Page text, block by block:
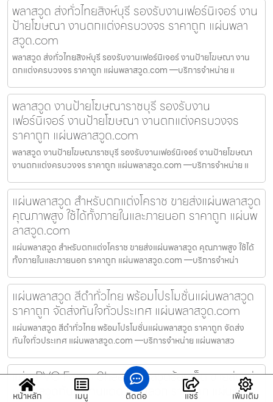
พลาสวูด ส่งทั่วไทยสิงห์บุรี รองรับงานเฟอร์นิเจอร์ งาน
ป้ายโฆษณา งานตกแต่งครบวงจร ราคาถูก แผ่นพลา
สวูด.com
พลาสวูด ส่งทั่วไทยสิงห์บุรี รองรับงานเฟอร์นิเจอร์ งานป้ายโฆษณา งาน
ตกแต่งครบวงจร ราคาถูก แผ่นพลาสวูด.com —บริการจำหน่าย แ
พลาสวูด งานป้ายโฆษณาราชบุรี รองรับงาน
เฟอร์นิเจอร์ งานป้ายโฆษณา งานตกแต่งครบวงจร
ราคาถูก แผ่นพลาสวูด.com
พลาสวูด งานป้ายโฆษณาราชบุรี รองรับงานเฟอร์นิเจอร์ งานป้ายโฆษณา
งานตกแต่งครบวงจร ราคาถูก แผ่นพลาสวูด.com —บริการจำหน่าย แ
แผ่นพลาสวูด สำหรับตกแต่งโคราช ขายส่งแผ่นพลาสวูด
คุณภาพสูง ใช้ได้ทั้งภายในและภายนอก ราคาถูก แผ่นพ
ลาสวูด.com
แผ่นพลาสวูด สำหรับตกแต่งโคราช ขายส่งแผ่นพลาสวูด คุณภาพสูง ใช้ได้
ทั้งภายในและภายนอก ราคาถูก แผ่นพลาสวูด.com —บริการจำหน่า
แผ่นพลาสวูด สีดำทั่วไทย พร้อมโปรโมชั่นแผ่นพลาสวูด
ราคาถูก จัดส่งทันใจทั่วประเทศ แผ่นพลาสวูด.com
แผ่นพลาสวูด สีดำทั่วไทย พร้อมโปรโมชั่นแผ่นพลาสวูด ราคาถูก จัดส่ง
ทันใจทั่วประเทศ แผ่นพลาสวูด.com —บริการจำหน่าย แผ่นพลาสว
แผ่น PVC Foam Sheet พลาสวูดร้อยเอ็ด ขายส่งแผ่
นพลาสวูดกันน้ำ ทนแดด ทนปลวก ราคาถูก แผ่นพลา
หน้าหลัก เมนู ติดต่อ แชร์ เพิ่มเติม